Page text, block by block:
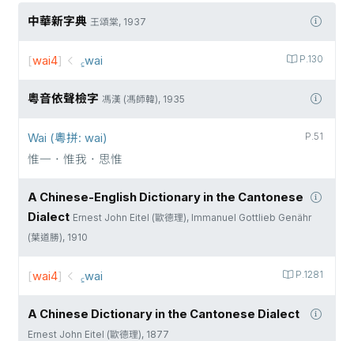
中華新字典 王頌棠, 1937
P.130
[wai4] ꜁wai
粵音依聲檢字 馮漢 (馮師韓), 1935
P.51
Wai (粵拼: wai)
惟一．惟我．思惟
A Chinese-English Dictionary in the Cantonese
Dialect Ernest John Eitel (歐德理), Immanuel Gottlieb Genähr
(葉道勝), 1910
P.1281
[wai4] ꜁wai
A Chinese Dictionary in the Cantonese Dialect
Ernest John Eitel (歐德理), 1877